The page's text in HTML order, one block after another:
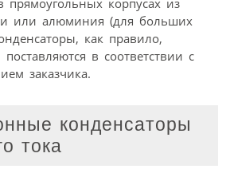
корпусах из
или алюминия (для больших
как правило,
в соответствии с
заказчика.
конденсаторы
тока